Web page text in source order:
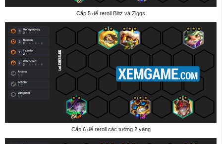
Cấp 5 để reroll Blitz và Ziggs
Cấp 6 để reroll các tướng 2 vàng